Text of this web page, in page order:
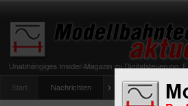
Start Nachrichten Tipps